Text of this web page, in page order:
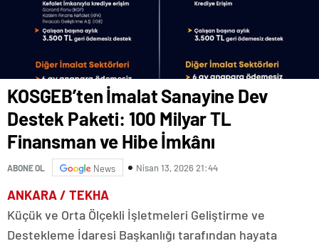
KOSGEB’ten İmalat Sanayine Dev
Destek Paketi: 100 Milyar TL
Finansman ve Hibe İmkânı
ABONE OL News Nisan 13, 2026 21:44
ANKARA / TEKHA
Küçük ve Orta Ölçekli İşletmeleri Geliştirme ve
Destekleme İdaresi Başkanlığı tarafından hayata